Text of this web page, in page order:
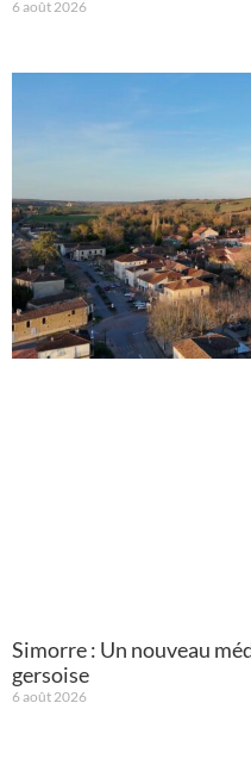
6 août 2026
Simorre : Un nouveau
gersoise
6 août 2026